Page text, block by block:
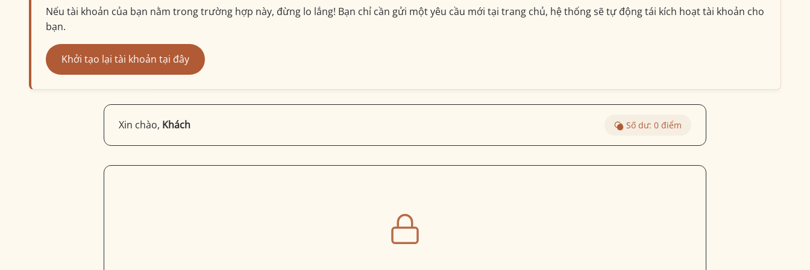
Nếu tài khoản của bạn nằm trong trường hợp này, đừng lo lắng! Bạn chỉ cần gửi một yêu cầu mới tại trang chủ, hệ thống sẽ tự động tái kích hoạt tài khoản cho
bạn.
Khởi tạo lại tài khoản tại đây
Xin chào, Khách Số dư: 0 điểm